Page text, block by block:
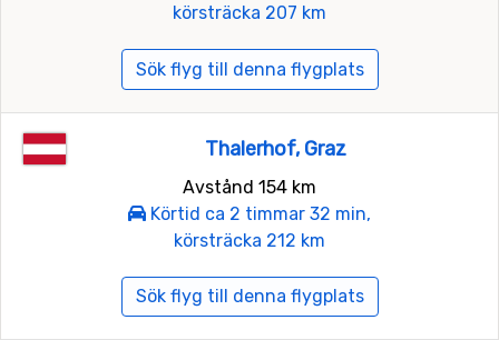
körsträcka 207 km
Sök flyg till denna flygplats
Thalerhof, Graz
Avstånd 154 km
Körtid ca 2 timmar 32 min,
körsträcka 212 km
Sök flyg till denna flygplats